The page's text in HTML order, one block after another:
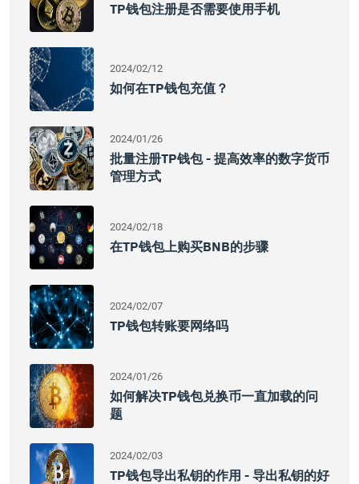
TP钱包注册是否需要使用手机
2024/02/12
如何在TP钱包充值？
2024/01/26
批量注册TP钱包 - 提高效率的数字货币
管理方式
2024/02/18
在TP钱包上购买BNB的步骤
2024/02/07
TP钱包转账要网络吗
2024/01/26
如何解决TP钱包兑换币一直加载的问
题
2024/02/03
TP钱包导出私钥的作用 - 导出私钥的好